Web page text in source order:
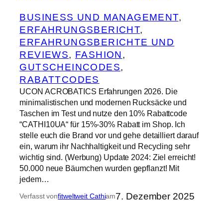
BUSINESS UND MANAGEMENT
ERFAHRUNGSBERICHT
ERFAHRUNGSBERICHTE UND
REVIEWS, FASHION
GUTSCHEINCODES
RABATTCODES
UCON ACROBATICS Erfahrungen 2026. Die
minimalistischen und modernen Rucksäcke und
Taschen im Test und nutze den 10% Rabattcode
“CATHI10UA“ für 15%-30% Rabatt im Shop. Ich
stelle euch die Brand vor und gehe detailliert darauf
ein, warum ihr Nachhaltigkeit und Recycling sehr
wichtig sind. (Werbung) Update 2024: Ziel erreicht!
50.000 neue Bäumchen wurden gepflanzt! Mit
jedem…
Verfasst vonfitweltweit Cathiam7. Dezember 2025